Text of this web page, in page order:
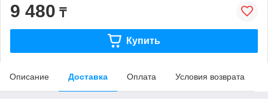
9 480 ₸
Купить
Описание Доставка Оплата Условия возврата